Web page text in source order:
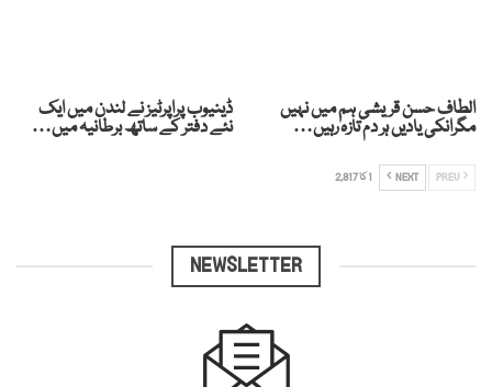
الطاف حسن قریشی ہم میں نہیں
مگرانکی یادیں ہر دم تازہ رہیں…
ڈینیوب پراپرٹیز نے لندن میں ایک
نئے دفتر کے ساتھ برطانیہ میں…
NEXT 1 کا 2,817
NEWSLETTER